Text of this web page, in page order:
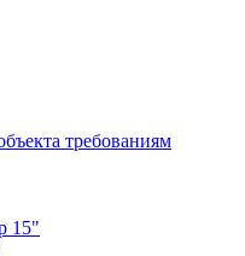
требованиям
15"